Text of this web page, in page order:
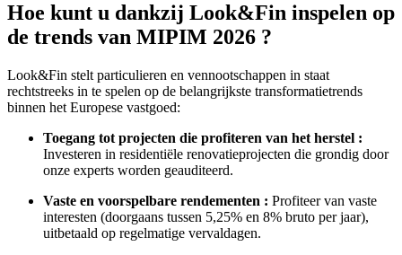
Hoe kunt u dankzij Look&Fin inspelen op
de trends van MIPIM 2026 ?
Look&Fin stelt particulieren en vennootschappen in staat
rechtstreeks in te spelen op de belangrijkste transformatietrends
binnen het Europese vastgoed:
Toegang tot projecten die profiteren van het herstel :
Investeren in residentiële renovatieprojecten die grondig door
onze experts worden geauditeerd.
Vaste en voorspelbare rendementen : Profiteer van vaste
interesten (doorgaans tussen 5,25% en 8% bruto per jaar),
uitbetaald op regelmatige vervaldagen.